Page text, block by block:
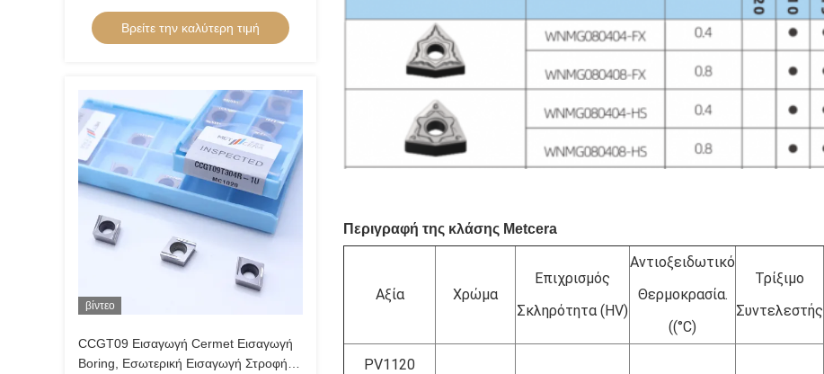
Εισαρτήματα με C Τελικό σπάσιμο τσιπ
Βρείτε την καλύτερη τιμή
βίντεο
CCGT09 Εισαγωγή Cermet Εισαγωγή
Boring, Εσωτερική Εισαγωγή Στροφής
Περιγραφή της κλάσης Metcera
Αξία Χρώμα
Επιχρισμός
Σκληρότητα (HV)
Αντιοξειδωτικό
Θερμοκρασία.
((°C)
Τρίξιμο
Συντελεστής
PV1120